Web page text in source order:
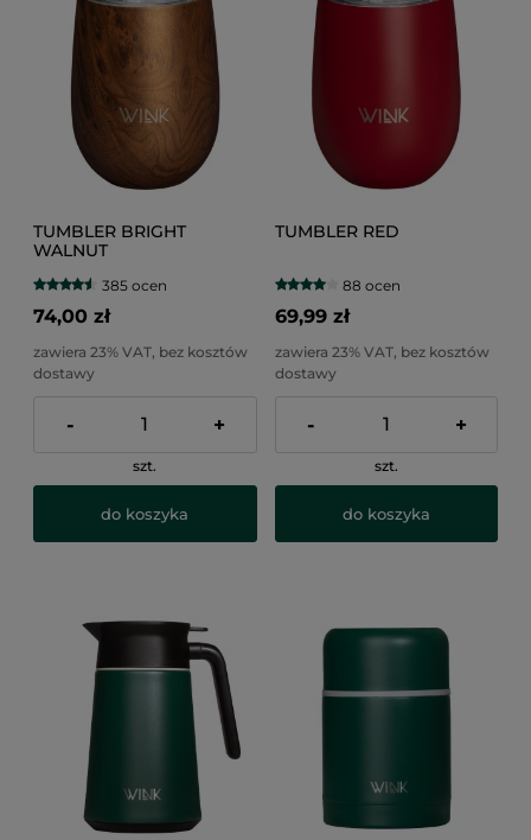
TUMBLER BRIGHT
WALNUT
385 ocen
74,00 zł
zawiera 23% VAT, bez kosztów
dostawy
- +
szt.
do koszyka
TUMBLER RED
88 ocen
69,99 zł
zawiera 23% VAT, bez kosztów
dostawy
- +
szt.
do koszyka